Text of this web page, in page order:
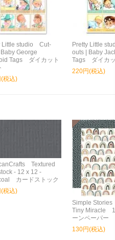
Little studio Cut-
George
Tags ダイカット
税込)
Pretty Little
outs | Baby
Tags ダイカ
220円(税込)
Textured
- 12 x 12 -
カードストック
税込)
Simple
Tiny Miracle
ーンペーパー
130円(税込)